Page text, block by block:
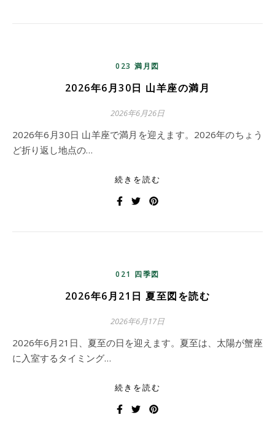
023 満月図
2026年6月30日 山羊座の満月
2026年6月26日
2026年6月30日 山羊座で満月を迎えます。2026年のちょう
ど折り返し地点の…
続きを読む
021 四季図
2026年6月21日 夏至図を読む
2026年6月17日
2026年6月21日、夏至の日を迎えます。夏至は、太陽が蟹座
に入室するタイミング…
続きを読む